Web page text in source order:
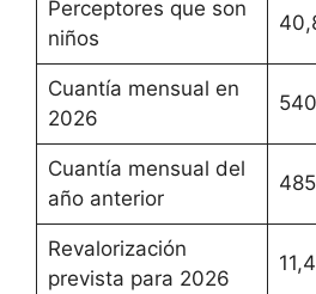
Perceptores que son
niños
Cuantía mensual en
2026
Cuantía mensual del
año anterior
Revalorización
prevista para 2026